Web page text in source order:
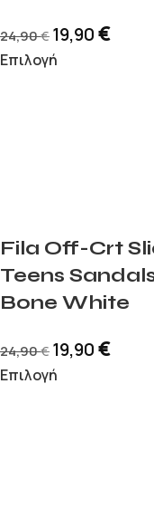
24,90€ 19,90€
Επιλογή
Fila Off-Crt
Teens
Bone White
24,90€ 19,90€
Επιλογή